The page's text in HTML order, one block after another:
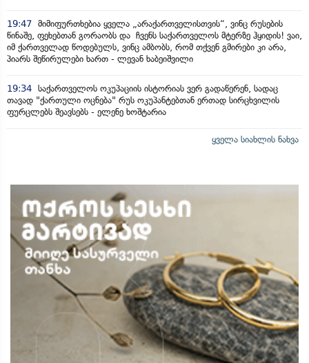
19:47 მიმიფურთხებია ყველა „არაქართველისთვის“, ვინც რუსების
წინაშე, ფეხებთან გორაობს და ჩვენს საქართველოს მტერზე ჰყიდის! ვაი,
იმ ქართველად წოდებულს, ვინც ამბობს, რომ თქვენ გმირები კი არა,
პიარს შეწირულები ხართ - ლევან ხაბეიშვილი
19:34 საქართველოს ოკუპაციის ისტორიას ვერ გადაწერენ, სადაც
თავად "ქართული ოცნება" რუს ოკუპანტებთან ერთად სირცხვილის
ფურცლებს შეავსებს - ელენე ხოშტარია
ყველა სიახლის ნახვა